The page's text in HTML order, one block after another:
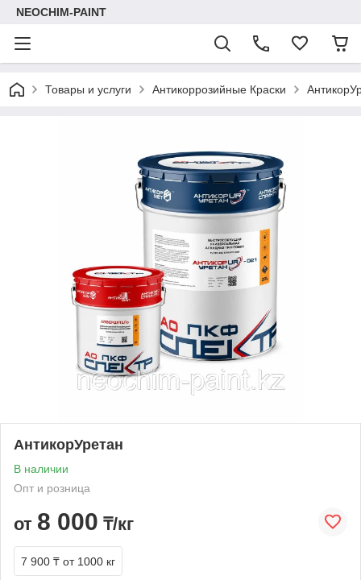
NEOCHIM-PAINT
Товары и услуги Антикоррозийные Краски
АнтикорУретан
В наличии
Опт и розница
от 8 000 ₸/кг
7 900 ₸ от 1000 кг